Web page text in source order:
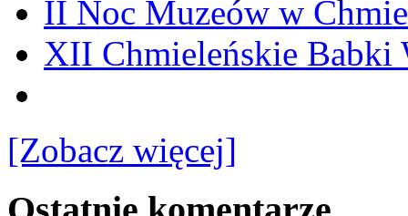
II Noc Muzeów w
XII Chmieleńskie Babki
[Zobacz więcej]